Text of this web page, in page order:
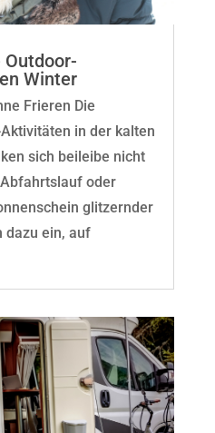
Outdoor-
Winter
Frieren Die
in der kalten
sich beileibe nicht
oder
glitzernder
dazu ein, auf